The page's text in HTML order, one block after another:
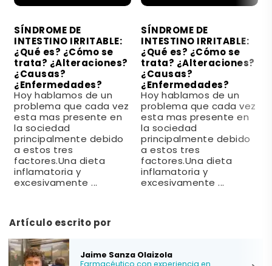
SÍNDROME DE
INTESTINO IRRITABLE:
¿Qué es? ¿Cómo se
trata? ¿Alteraciones?
¿Causas?
¿Enfermedades?
Hoy hablamos de un
problema que cada vez
esta mas presente en
la sociedad
principalmente debido
a estos tres
factores.Una dieta
inflamatoria y
excesivamente ...
SÍNDROME DE
INTESTINO IRRITABLE:
¿Qué es? ¿Cómo se
trata? ¿Alteraciones?
¿Causas?
¿Enfermedades?
Hoy hablamos de un
problema que cada vez
esta mas presente en
la sociedad
principalmente debido
a estos tres
factores.Una dieta
inflamatoria y
excesivamente ...
Artículo escrito por
Jaime Sanza Olaizola